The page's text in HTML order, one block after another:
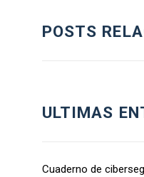
POSTS
ULTIMAS
Cuaderno de